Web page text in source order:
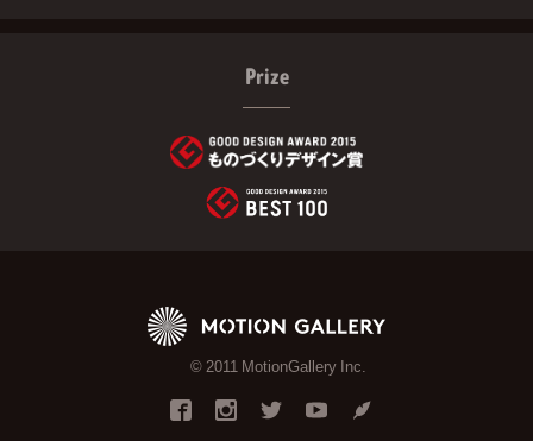
Prize
© 2011 MotionGallery Inc.